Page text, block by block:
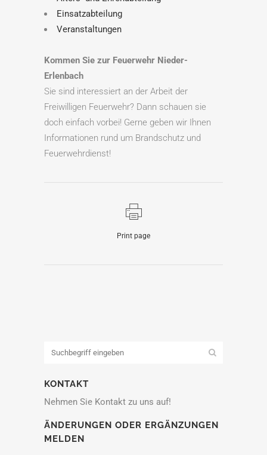
Einsatzabteilung
Veranstaltungen
Kommen Sie zur Feuerwehr Nieder-
Erlenbach
Sie sind interessiert an der Arbeit der
Freiwilligen Feuerwehr? Dann schauen sie
doch einfach vorbei! Gerne geben wir Ihnen
Informationen rund um Brandschutz und
Feuerwehrdienst!
Print page
KONTAKT
Nehmen Sie Kontakt zu uns auf!
ÄNDERUNGEN ODER ERGÄNZUNGEN
MELDEN